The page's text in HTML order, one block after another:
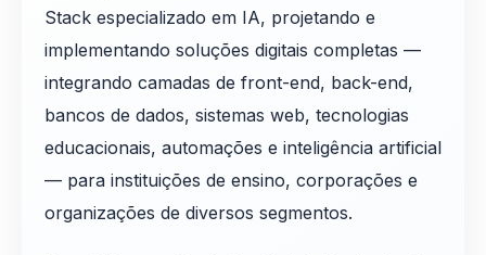
Stack especializado em IA, projetando e
implementando soluções digitais completas —
integrando camadas de front-end, back-end,
bancos de dados, sistemas web, tecnologias
educacionais, automações e inteligência artificial
— para instituições de ensino, corporações e
organizações de diversos segmentos.